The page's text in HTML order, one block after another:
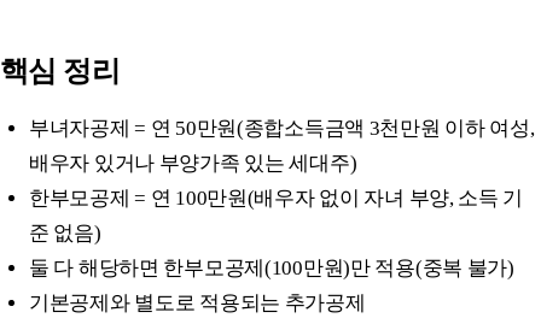
핵심 정리
부녀자공제 = 연 50만원(종합소득금액 3천만원 이하 여성,
배우자 있거나 부양가족 있는 세대주)
한부모공제 = 연 100만원(배우자 없이 자녀 부양, 소득 기
준 없음)
둘 다 해당하면 한부모공제(100만원)만 적용(중복 불가)
기본공제와 별도로 적용되는 추가공제